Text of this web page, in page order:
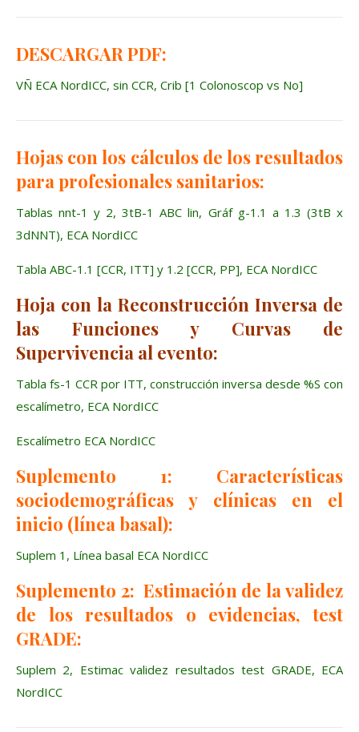
DESCARGAR PDF:
VÑ ECA NordICC, sin CCR, Crib [1 Colonoscop vs No]
Hojas con los cálculos de los resultados
para profesionales sanitarios:
Tablas nnt-1 y 2, 3tB-1 ABC lin, Gráf g-1.1 a 1.3 (3tB x
3dNNT), ECA NordICC
Tabla ABC-1.1 [CCR, ITT] y 1.2 [CCR, PP], ECA NordICC
Hoja con la Reconstrucción Inversa de
las Funciones y Curvas de
Supervivencia al evento:
Tabla fs-1 CCR por ITT, construcción inversa desde %S con
escalímetro, ECA NordICC
Escalímetro ECA NordICC
Suplemento 1: Características
sociodemográficas y clínicas en el
inicio (línea basal):
Suplem 1, Línea basal ECA NordICC
Suplemento 2: Estimación de la validez
de los resultados o evidencias, test
GRADE:
Suplem 2, Estimac validez resultados test GRADE, ECA
NordICC